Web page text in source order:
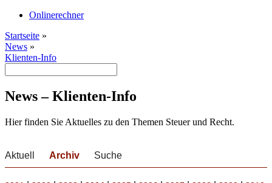
Onlinerechner
Startseite »
News »
Klienten-Info
News – Klienten-Info
Hier finden Sie Aktuelles zu den Themen Steuer und Recht.
Aktuell Archiv Suche